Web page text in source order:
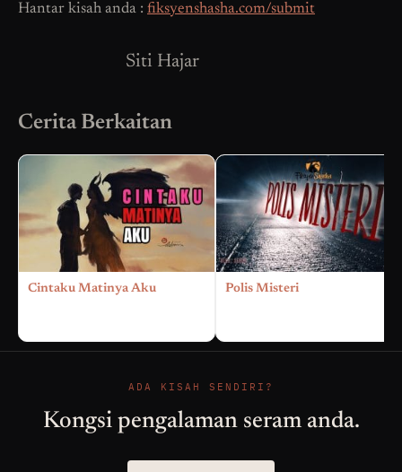
Hantar kisah anda : fiksyenshasha.com/submit
Siti Hajar
Cerita Berkaitan
Cintaku Matinya Aku Polis Misteri
ADA KISAH SENDIRI?
Kongsi pengalaman seram anda.